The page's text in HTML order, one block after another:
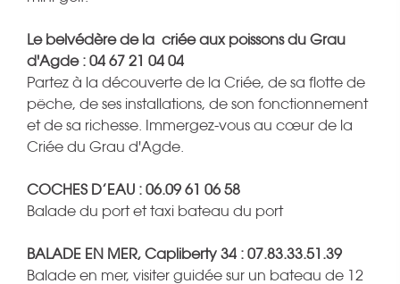
Le belvédère de la criée aux poissons du Grau
d'Agde : 04 67 21 04 04
Partez à la découverte de la Criée, de sa flotte de
pêche, de ses installations, de son fonctionnement
et de sa richesse. Immergez-vous au cœur de la
Criée du Grau d'Agde.
COCHES D’EAU : 06.09 61 06 58
Balade du port et taxi bateau du port
BALADE EN MER, Capliberty 34 : 07.83.33.51.39
Balade en mer, visiter guidée sur un bateau de 12